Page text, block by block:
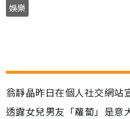
娛樂
翁靜晶昨日在個人社交網站
透露女兒男友「蘿蔔」是意